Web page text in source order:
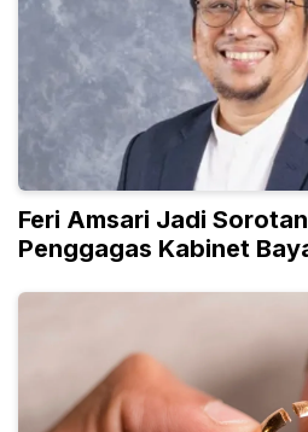
Feri Amsari Jadi
Penggagas Kabinet